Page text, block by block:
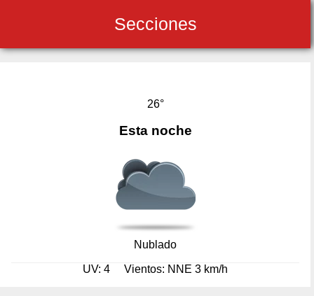
Secciones
26°
Esta noche
Nublado
UV: 4 Vientos: NNE 3 km/h